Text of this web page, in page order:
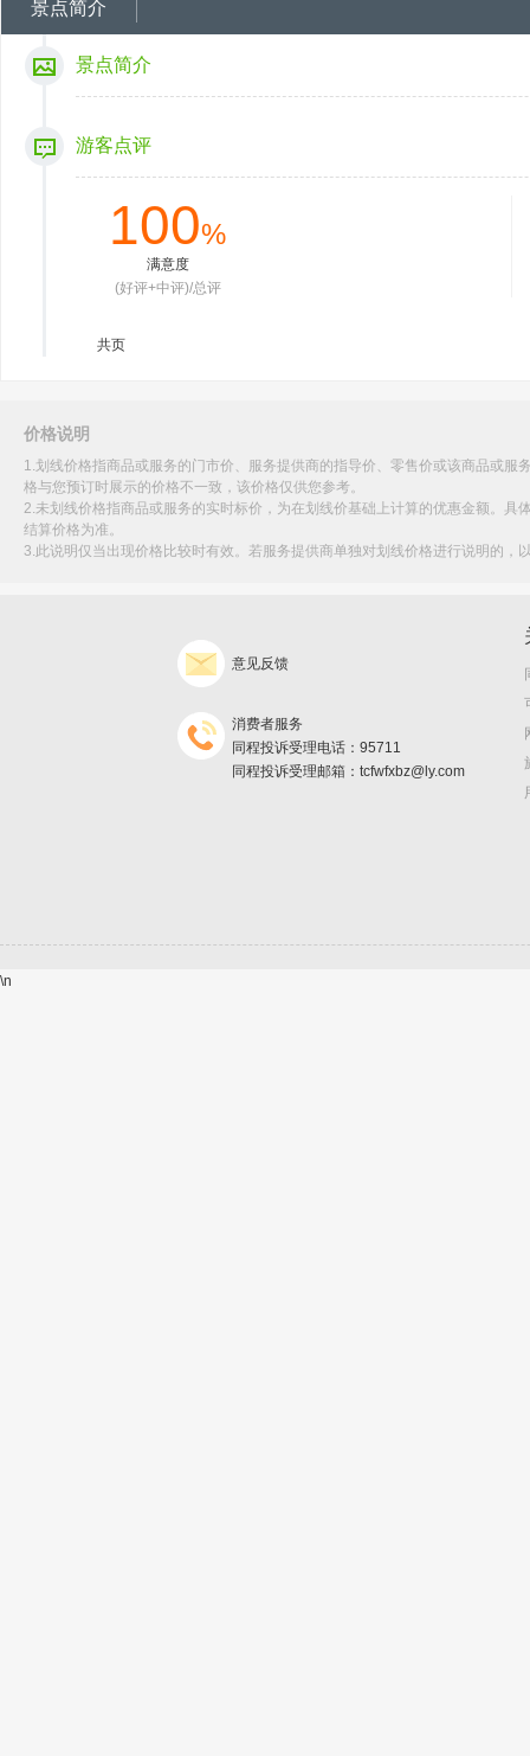
景点简介
景点简介
游客点评
100%
满意度
(好评+中评)/总评
共页
价格说明
1.划线价格指商品或服务的门市价、服务提供商的指导价、零售价或该商品或
格与您预订时展示的价格不一致，该价格仅供您参考。
2.未划线价格指商品或服务的实时标价，为在划线价基础上计算的优惠金额。
结算价格为准。
3.此说明仅当出现价格比较时有效。若服务提供商单独对划线价格进行说明的
意见反馈
消费者服务
同程投诉受理电话：95711
同程投诉受理邮箱：tcfwfxbz@ly.com
\n